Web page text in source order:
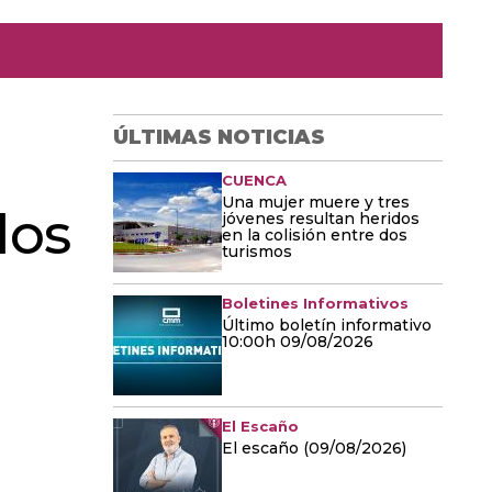
ÚLTIMAS NOTICIAS
CUENCA
Una mujer muere y tres
jóvenes resultan heridos
en la colisión entre dos
turismos
Boletines Informativos
Último boletín informativo
10:00h 09/08/2026
El Escaño
El escaño (09/08/2026)